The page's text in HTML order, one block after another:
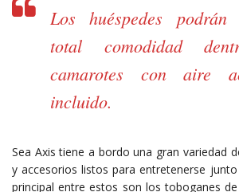
Los huéspedes
total comodidad
camarotes con aire
incluido.
Sea Axis tiene a bordo una gran variedad
y accesorios listos para entretenerse
principal entre estos son los toboganes